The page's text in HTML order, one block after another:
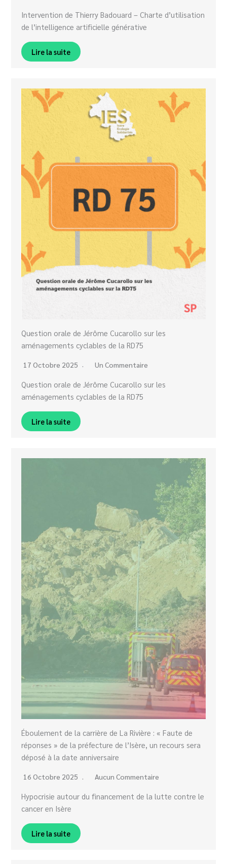
Intervention de Thierry Badouard – Charte d’utilisation
de l’intelligence artificielle générative
Lire la suite
Question orale de Jérôme Cucarollo sur les
aménagements cyclables de la RD75
17 Octobre 2025 Un Commentaire
Question orale de Jérôme Cucarollo sur les
aménagements cyclables de la RD75
Lire la suite
Éboulement de la carrière de La Rivière : « Faute de
réponses » de la préfecture de l’Isère, un recours sera
déposé à la date anniversaire
16 Octobre 2025 Aucun Commentaire
Hypocrisie autour du financement de la lutte contre le
cancer en Isère
Lire la suite